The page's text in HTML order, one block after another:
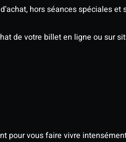
hors séances spéciales
de votre billet en ligne ou sur
pour vous faire vivre